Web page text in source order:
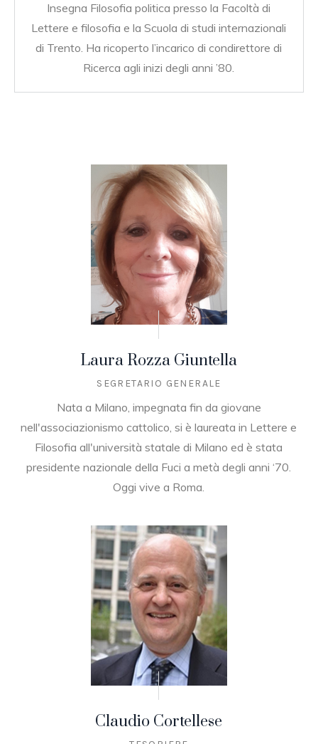
Insegna Filosofia politica presso la Facoltà di
Lettere e filosofia e la Scuola di studi internazionali
di Trento. Ha ricoperto l’incarico di condirettore di
Ricerca agli inizi degli anni ’80.
Laura Rozza Giuntella
SEGRETARIO GENERALE
Nata a Milano, impegnata fin da giovane
nell'associazionismo cattolico, si è laureata in Lettere e
Filosofia all'università statale di Milano ed è stata
presidente nazionale della Fuci a metà degli anni ‘70.
Oggi vive a Roma.
Claudio Cortellese